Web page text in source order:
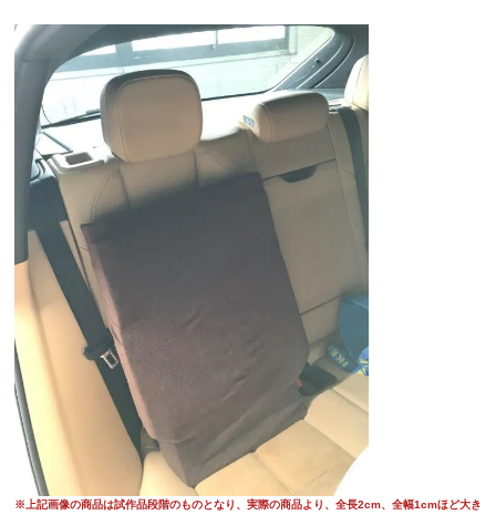
※上記画像の商品は試作品段階のものとなり、実際の商品より、全長2cm、全幅1cmほど大き